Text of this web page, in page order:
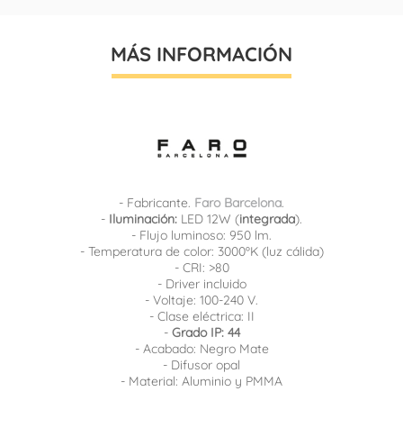
MÁS INFORMACIÓN
- Fabricante. Faro Barcelona.
- Iluminación: LED 12W (integrada).
- Flujo luminoso: 950 lm.
- Temperatura de color: 3000ºK (luz cálida)
- CRI: >80
- Driver incluido
- Voltaje: 100-240 V.
- Clase eléctrica: II
- Grado IP: 44
- Acabado: Negro Mate
- Difusor opal
- Material: Aluminio y PMMA